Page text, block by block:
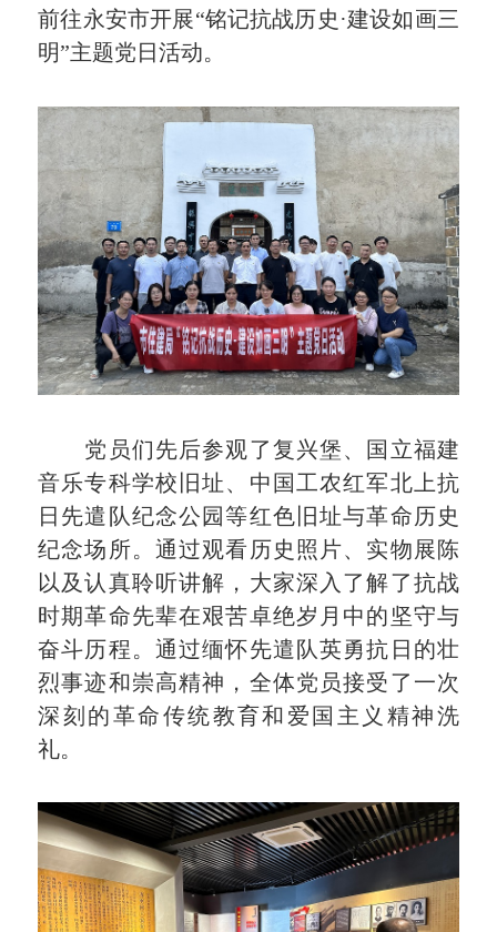
前往永安市开展“铭记抗战历史·建设如画三
明”主题党日活动。
党员们先后参观了复兴堡、国立福建
音乐专科学校旧址、中国工农红军北上抗
日先遣队纪念公园等红色旧址与革命历史
纪念场所。通过观看历史照片、实物展陈
以及认真聆听讲解，大家深入了解了抗战
时期革命先辈在艰苦卓绝岁月中的坚守与
奋斗历程。通过缅怀先遣队英勇抗日的壮
烈事迹和崇高精神，全体党员接受了一次
深刻的革命传统教育和爱国主义精神洗
礼。